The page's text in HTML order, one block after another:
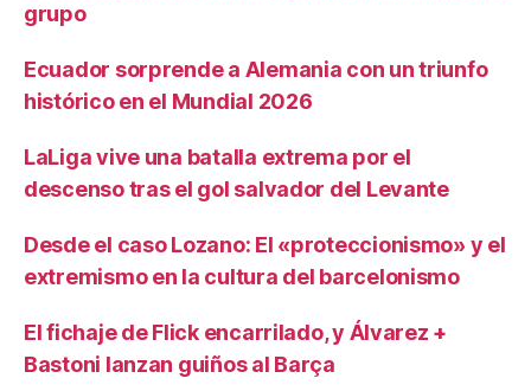
grupo
Ecuador sorprende a Alemania con un triunfo
histórico en el Mundial 2026
LaLiga vive una batalla extrema por el
descenso tras el gol salvador del Levante
Desde el caso Lozano: El «proteccionismo» y el
extremismo en la cultura del barcelonismo
El fichaje de Flick encarrilado, y Álvarez +
Bastoni lanzan guiños al Barça